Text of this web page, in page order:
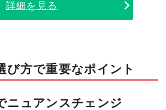
詳細を見る
び方で重要なポイント
ニュアンスチェンジ